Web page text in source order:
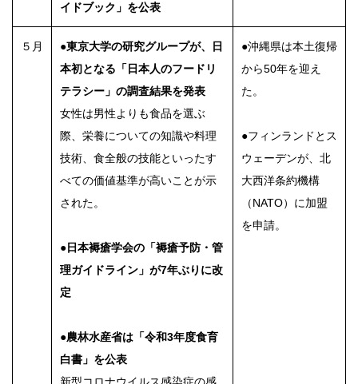
イドブック」を公表
５月
●東京大学の研究グループが、日
本初となる「日本人のフードリ
テラシー」の調査結果を発表
女性は男性よりも食品を選ぶ
際、栄養についての知識や料理
技術、食全般の技能といったす
べての価値基準が高いことが示
された。
●日本褥瘡学会の「褥瘡予防・管
理ガイドライン」が7年ぶりに改
定
●農林水産省は「令和3年度食育
白書」を公表
●沖縄県は本土復帰
から50年を迎え
た。
●フィンランドとス
ウェーデンが、北
大西洋条約機構
（NATO）に加盟
を申請。